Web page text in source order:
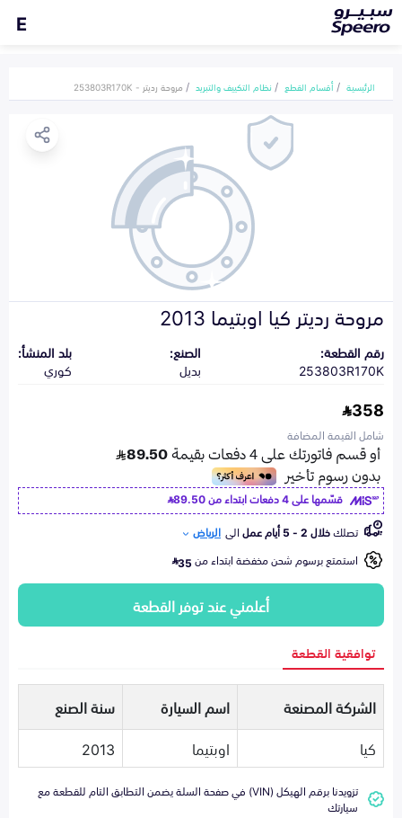
E
الرئيسية أقسام القطع نظام التكييف والتبريد مروحة رديتر - 253803R170K
مروحة رديتر كيا اوبتيما 2013
رقم القطعة:
253803R170K
الصنع:
بديل
بلد المنشأ:
كوري
358
شامل القيمة المضافة
قسّمها على 4 دفعات ابتداء من
89.50
تصلكخلال 2 - 5 أيام عمل الى الرياض
استمتع برسوم شحن مخفضة ابتداء من35
أعلمني عند توفر القطعة
توافقية القطعة
الشركة المصنعة اسم السيارة
سنة الصنع
كيا
اوبتيما 2013
تزويدنا برقم الهيكل (VIN) في صفحة السلة يضمن التطابق التام للقطعة مع
سيارتك